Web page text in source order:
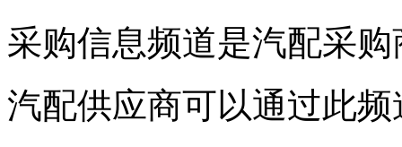
采购信息频道是汽配采
汽配供应商可以通过此